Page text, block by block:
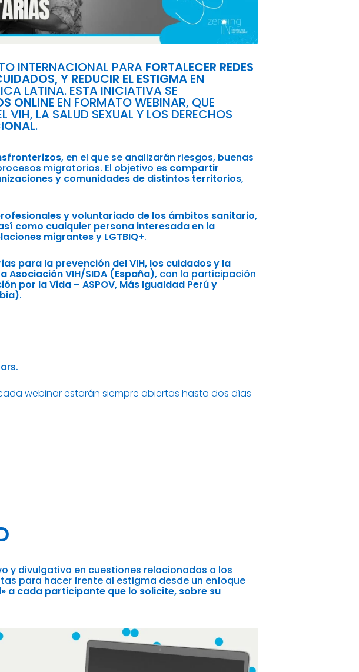
INTERNACIONAL PARA FORTALECER REDES
Y REDUCIR EL ESTIGMA EN
LATINA. ESTA INICIATIVA SE
ONLINE EN FORMATO WEBINAR, QUE
VIH, LA SALUD SEXUAL Y LOS DERECHOS
.
, en el que se analizarán riesgos, buenas
migratorios. El objetivo es compartir
y comunidades de distintos territorios,
y voluntariado de los ámbitos sanitario,
como cualquier persona interesada en la
migrantes y LGTBIQ+.
para la prevención del VIH, los cuidados y la
Asociación VIH/SIDA (España), con la participación
por la Vida – ASPOV, Más Igualdad Perú y
.
webinar estarán siempre abiertas hasta dos días
y divulgativo en cuestiones relacionadas a los
para hacer frente al estigma desde un enfoque
a cada participante que lo solicite, sobre su